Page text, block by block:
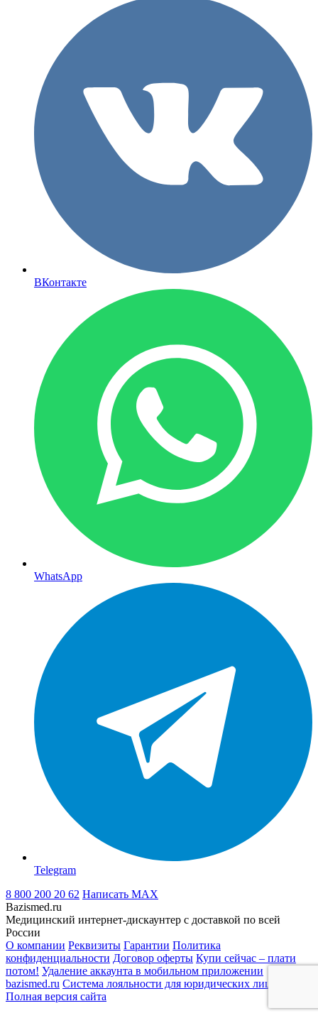
ВКонтакте
WhatsApp
Telegram
8 800 200 20 62 Написать MAX
Bazismed.ru
Медицинский интернет-дискаунтер с доставкой по всей
России
О компании Реквизиты Гарантии Политика
конфиденциальности Договор оферты Купи сейчас – плати
потом! Удаление аккаунта в мобильном приложении
bazismed.ru Система лояльности для юридических лиц
Полная версия сайта